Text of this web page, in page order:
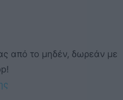
από το μηδέν, δωρεάν με